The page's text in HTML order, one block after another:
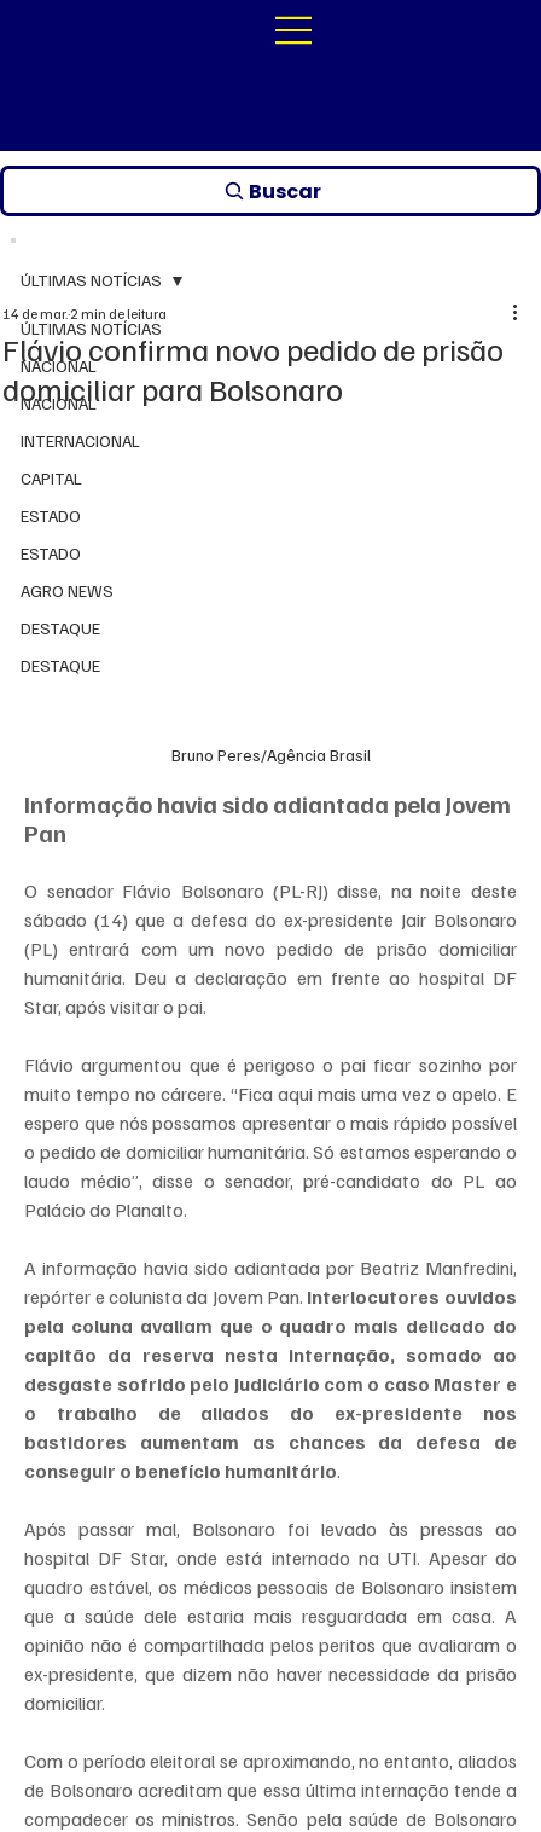
Buscar
ÚLTIMAS NOTÍCIAS
NACIONAL
NACIONAL
INTERNACIONAL
CAPITAL
ESTADO
ESTADO
AGRO NEWS
DESTAQUE
DESTAQUE
ÚLTIMAS NOTÍCIAS
Flávio confirma novo pedido de prisão
domiciliar para Bolsonaro
14 de mar.2 min de leitura
Bruno Peres/Agência Brasil
Informação havia sido adiantada pela Jovem
Pan
O senador Flávio Bolsonaro (PL-RJ) disse, na noite deste
sábado (14) que a defesa do ex-presidente Jair Bolsonaro
(PL) entrará com um novo pedido de prisão domiciliar
humanitária. Deu a declaração em frente ao hospital DF
Star, após visitar o pai.
Flávio argumentou que é perigoso o pai ficar sozinho por
muito tempo no cárcere. “Fica aqui mais uma vez o apelo. E
espero que nós possamos apresentar o mais rápido possível
o pedido de domiciliar humanitária. Só estamos esperando o
laudo médio”, disse o senador, pré-candidato do PL ao
Palácio do Planalto.
A informação havia sido adiantada por Beatriz Manfredini,
repórter e colunista da Jovem Pan. Interlocutores ouvidos
pela coluna avaliam que o quadro mais delicado do
capitão da reserva nesta internação, somado ao
desgaste sofrido pelo Judiciário com o caso Master e
o trabalho de aliados do ex-presidente nos
bastidores aumentam as chances da defesa de
conseguir o benefício humanitário.
Após passar mal, Bolsonaro foi levado às pressas ao
hospital DF Star, onde está internado na UTI. Apesar do
quadro estável, os médicos pessoais de Bolsonaro insistem
que a saúde dele estaria mais resguardada em casa. A
opinião não é compartilhada pelos peritos que avaliaram o
ex-presidente, que dizem não haver necessidade da prisão
domiciliar.
Com o período eleitoral se aproximando, no entanto, aliados
de Bolsonaro acreditam que essa última internação tende a
compadecer os ministros. Senão pela saúde de Bolsonaro